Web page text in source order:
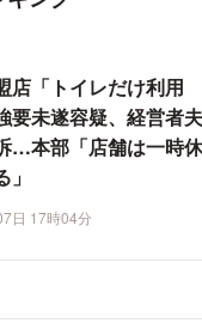
店「トイレだけ利用
要未遂容疑、経営者夫
…本部「店舗は一時休
日 17時04分